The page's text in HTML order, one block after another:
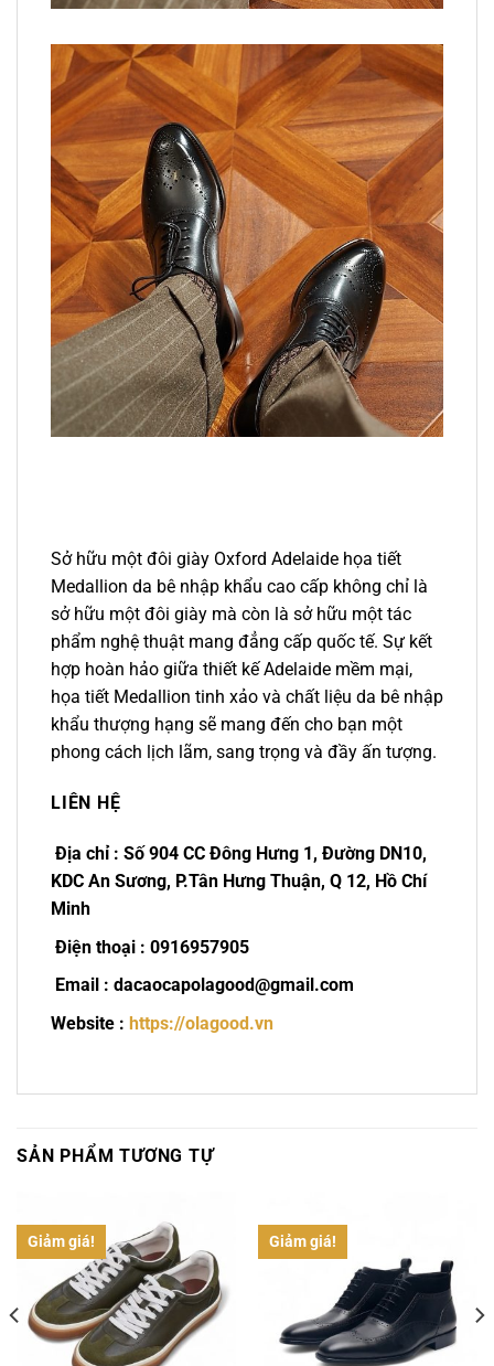
Sở hữu một đôi giày Oxford Adelaide họa tiết
Medallion da bê nhập khẩu cao cấp không chỉ là
sở hữu một đôi giày mà còn là sở hữu một tác
phẩm nghệ thuật mang đẳng cấp quốc tế. Sự kết
hợp hoàn hảo giữa thiết kế Adelaide mềm mại,
họa tiết Medallion tinh xảo và chất liệu da bê nhập
khẩu thượng hạng sẽ mang đến cho bạn một
phong cách lịch lãm, sang trọng và đầy ấn tượng.
LIÊN HỆ
Địa chỉ : Số 904 CC Đông Hưng 1, Đường DN10,
KDC An Sương, P.Tân Hưng Thuận, Q 12, Hồ Chí
Minh
Điện thoại : 0916957905
Email : dacaocapolagood@gmail.com
Website : https://olagood.vn
SẢN PHẨM TƯƠNG TỰ
Giảm giá! Giảm giá!